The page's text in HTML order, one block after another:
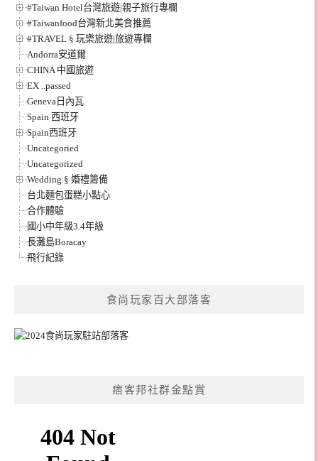
#Taiwan Hotel台灣旅遊|親子旅行專欄
#Taiwanfood台灣新北美食推薦
#TRAVEL § 玩樂旅遊|旅遊專欄
Andorra安道爾
CHINA 中國旅遊
EX ..passed
Geneva日內瓦
Spain 西班牙
Spain西班牙
Uncategoried
Uncategorized
Wedding § 婚禮籌備
台北麵包蛋糕小點心
合作體驗
國小中年級3.4年級
長灘島Boracay
飛行紀錄
食尚玩家百大部落客
痞客邦社群金點賞